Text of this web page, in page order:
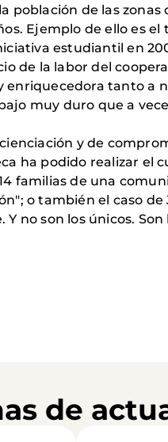
población de las
Ejemplo de ello es
estudiantil en
de la labor del
enriquecedora tanto a
muy duro que a
y de
ha podido realizar el
familias de una
o también el caso
Y no son los únicos.
de